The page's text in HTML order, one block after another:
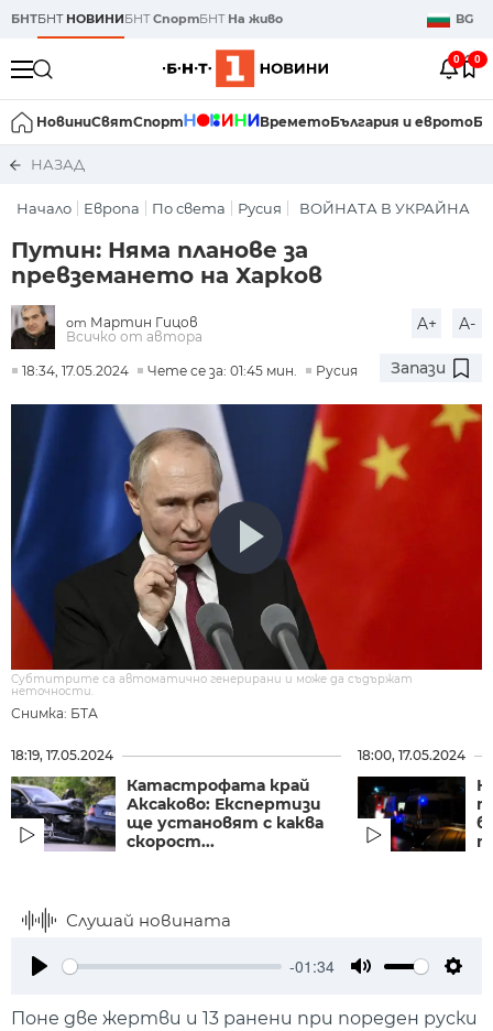
БНТБНТ НОВИНИБНТСпортБНТ На живо BG
0 0
НовиниСвятСпорт ВреметоБългария и еврото
НАЗАД
Начало Европа По света Русия ВОЙНАТА В УКРАЙНА
Путин: Няма планове за
превземането на Харков
от Мартин Гицов
Всичко от автора
A+ A-
18:34, 17.05.2024 Чете се за: 01:45 мин. Русия Запази
Снимка: БТА
Субтитрите са автоматично генерирани и може да съдържат
неточности.
18:19, 17.05.2024
Катастрофата край
Аксаково: Експертизи
ще установят с каква
скорост...
18:00, 17.05.2024
Слушай новината
-01:34
Поне две жертви и 13 ранени при пореден руски